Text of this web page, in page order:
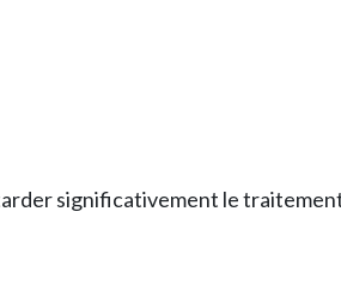
significativement le